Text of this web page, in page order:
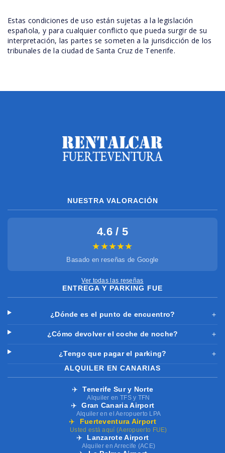
Estas condiciones de uso están sujetas a la legislación
española, y para cualquier conflicto que pueda surgir de su
interpretación, las partes se someten a la jurisdicción de los
tribunales de la ciudad de Santa Cruz de Tenerife.
NUESTRA VALORACIÓN
4.6 / 5
★★★★★
Basado en reseñas de Google
Ver todas las reseñas
ENTREGA Y PARKING FUE
¿Dónde es el punto de encuentro? ＋
¿Cómo devolver el coche de noche? ＋
¿Tengo que pagar el parking?
＋
ALQUILER EN CANARIAS
✈️ Tenerife Sur y Norte
Alquiler en TFS y TFN
✈️ Gran Canaria Airport
Alquiler en el Aeropuerto LPA
✈️ Fuerteventura Airport
Usted está aquí (Aeropuerto FUE)
✈️ Lanzarote Airport
Alquiler en Arrecife (ACE)